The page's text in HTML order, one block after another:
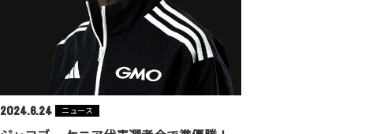
2024.6.24 ニュース